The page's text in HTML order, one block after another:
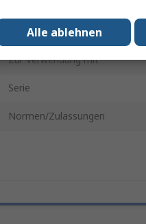
Zubehörtyp
Zur Verwendung mit
Serie
Normen/Zulassungen
Alle ablehnen